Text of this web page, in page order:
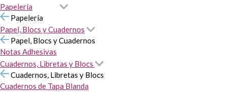
Papelería
Papelería
Papel, Blocs y Cuadernos
Papel, Blocs y Cuadernos
Notas Adhesivas
Cuadernos, Libretas y Blocs
Cuadernos, Libretas y Blocs
Cuadernos de Tapa Blanda